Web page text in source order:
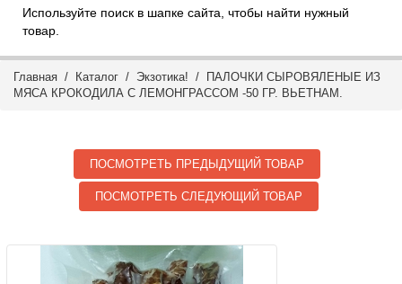
Используйте поиск в шапке сайта, чтобы найти нужный
товар.
Главная / Каталог / Экзотика! / ПАЛОЧКИ СЫРОВЯЛЕНЫЕ ИЗ
МЯСА КРОКОДИЛА С ЛЕМОНГРАССОМ -50 ГР. ВЬЕТНАМ.
ПОСМОТРЕТЬ ПРЕДЫДУЩИЙ ТОВАР
ПОСМОТРЕТЬ СЛЕДУЮЩИЙ ТОВАР